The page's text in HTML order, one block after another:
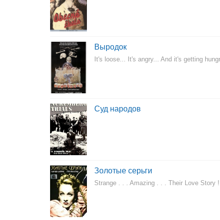
Выродок
It's loose... It's angry... And it's getting
Суд народов
Золотые серьги
Strange . . . Amazing . . . Their Love Story !